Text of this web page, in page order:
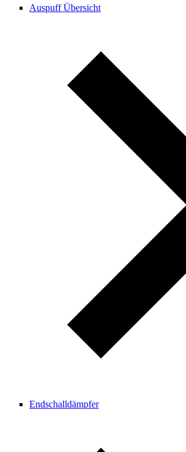
Auspuff Übersicht
Endschalldämpfer